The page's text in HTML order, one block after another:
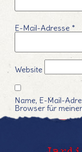
E-Mail-Adresse *
Website
Name, E-Mail-
Browser für